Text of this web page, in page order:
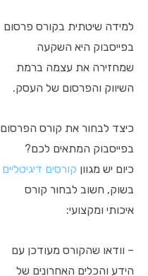
למידה שיטתית בקורס פרסום
בפייסבוק היא השקעה
שמחזירה את עצמה ברמת
השיווק והפרסום של העסק.
כיצד לבחור את קורס הפרסום
בפייסבוק המתאים לכם?
כיום יש מגוון קורסים דיגיטליים
בשוק, חשוב לבחור קורס
איכותי ומקצועי:
– וודאו שהקורס מעודכן עם
הידע והכלים האחרונים של